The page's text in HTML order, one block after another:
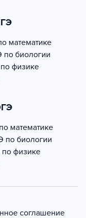
математике
по биологии
физике
математике
по биологии
физике
соглашение